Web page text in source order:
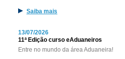
Saiba mais
13/07/2026
11ª Edição curso eAduaneiros
Entre no mundo da área Aduaneira!